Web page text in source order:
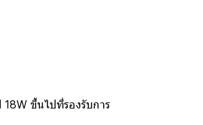
ขึ้นไปที่รองรับการ